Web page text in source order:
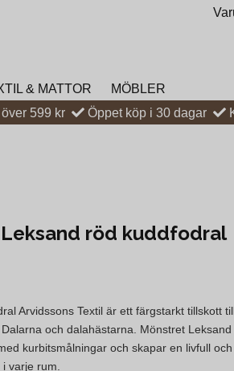
& MATTOR
MÖBLER
599 kr
Öppet köp i 30 dagar
röd kuddfodral
Arvidssons Textil är ett färgstarkt tillskott
och dalahästarna. Mönstret
kurbitsmålningar och skapar en livfull och
varje rum.